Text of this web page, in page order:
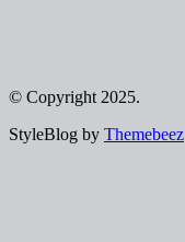
© Copyright 2025.
StyleBlog by Themebeez